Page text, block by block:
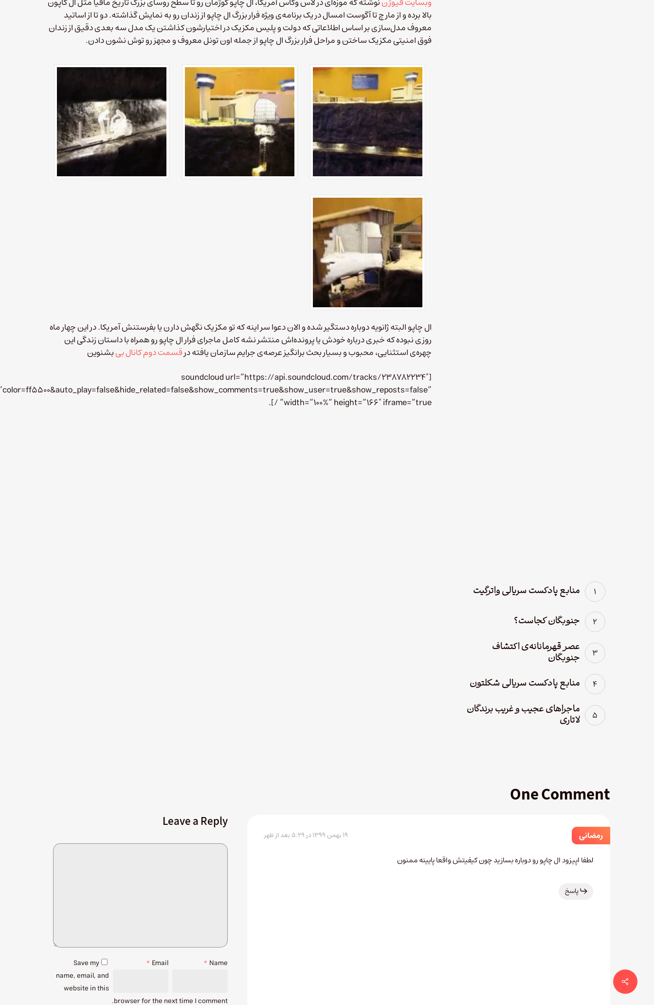
بالا برده و از مارچ تا آگوست امسال در یک برنامه‌ی ویژه فرار بزرگ ال چاپو از زندان رو به نمایش گذاشته. دو تا از اساتید
معروف مدل‌سازی بر اساس اطلاعاتی که دولت و پلیس مکزیک در اختیارشون کذاشتن یک مدل سه بعدی دقیق از زندان
فوق امنیتی مکزیک ساختن و مراحل فرار بزرگ ال چاپو از جمله اون تونل معروف و مجهز رو توش نشون دادن.
ال چاپو البته ژانویه‌ دوباره دستگیر شده و الان دعوا سر اینه که تو مکزیک نگهش دارن یا بفرستنش آمریکا. در این چهار ماه
روزی نبوده که خبری درباره خودش یا پرونده‌اش منتشر نشه‎‎ کامل ماجرای فرار ال چاپو رو همراه با داستان زندگی این
چهره‌ی استثنایی، محبوب و بسیار بحث برانگیز عرصه‌ی جرایم سازمان یافته درقسمت دوم کانال بیبشنوین
[soundcloud url=”https://api.soundcloud.com/tracks/238782234″
width=”100%” height=”166″ iframe=”true” /].
منابع پادکست سریالی واترگیت
جنوبگان کجاست؟
عصر قهرمانانه‌ی اکتشاف
جنوبگان
منابع پادکست سریالی شکلتون
ماجراهای عجیب و غریب برندگان
لاتاری
One Comment
رمضانی ۱۹ بهمن ۱۳۹۹ در ۵:۲۹ بعد از ظهر
لطفا اپیزود ال چاپو رو دوباره بسازید چون کیفیتش واقعا پایینه ممنون
پاسخ
Leave a Reply
Name
*
Email
*
Save my
name, email, and
website in this
browser for the next time I comment.